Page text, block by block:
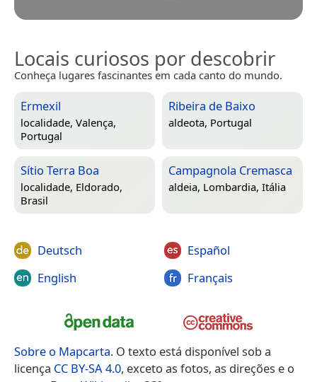
Locais curiosos por descobrir
Conheça lugares fascinantes em cada canto do mundo.
Ermexil
localidade, Valença,
Portugal
Ribeira de Baixo
aldeota, Portugal
Sítio Terra Boa
localidade, Eldorado,
Brasil
Campagnola Cremasca
aldeia, Lombardia, Itália
Deutsch
English
Español
Français
Sobre o Mapcarta. O texto está disponível sob a
licença CC BY-SA 4.0, exceto as fotos, as direções e o